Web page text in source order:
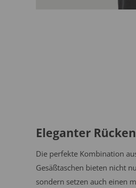
Eleganter Rücken
Die perfekte Kombination
Gesäßtaschen bieten nicht
sondern setzen auch einen